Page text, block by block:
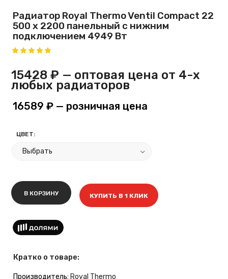
Радиатор Royal Thermo Ventil Compact 22
500 х 2200 панельный с нижним
подключением 4949 Вт
15428 ₽ — оптовая цена от 4-х
любых радиаторов
16589 ₽ — розничная цена
ЦВЕТ:
В КОРЗИНУ КУПИТЬ В 1 КЛИК
Кратко о товаре:
Производитель: Royal Thermo